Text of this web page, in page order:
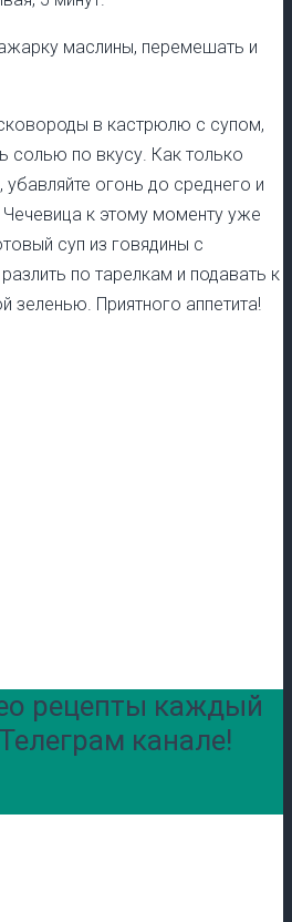
маслины, перемешать и
в кастрюлю с супом,
солью по вкусу. Как только
убавляйте огонь до среднего и
к этому моменту уже
суп из говядины с
по тарелкам и подавать к
зеленью. Приятного аппетита!
рецепты каждый
канале!